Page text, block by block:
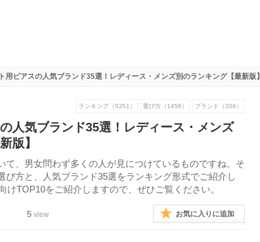
用ピアスの人気ブランド35選！レディース・メンズ別のランキング【最新版】
ランキング（5351） 選び方（1456） ブランド（206）
人気ブランド35選！レディース・メンズ
版】
て、男女問わず多くの人が見につけているものですね。そ
び方と、人気ブランド35選をランキング形式でご紹介し
TOP10をご紹介しますので、ぜひご覧ください。
5 view お気に入りに追加